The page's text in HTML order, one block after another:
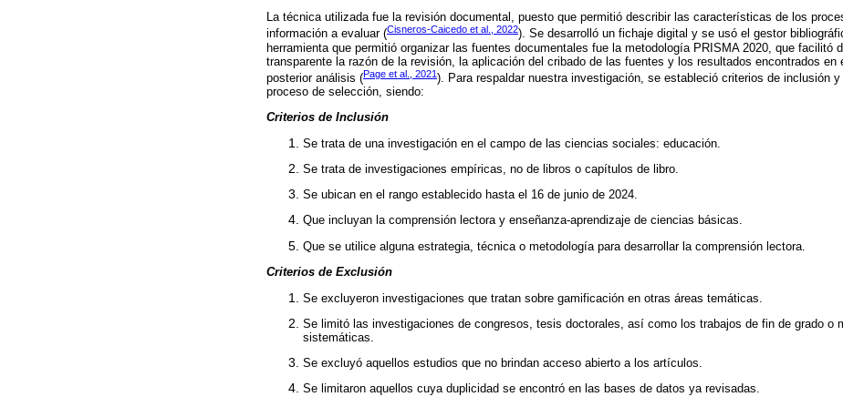
La técnica utilizada fue la revisión documental, puesto que permitió describir las características de los
información a evaluar (Cisneros-Caicedo et al., 2022). Se desarrolló un fichaje digital y se usó el gestor
herramienta que permitió organizar las fuentes documentales fue la metodología PRISMA 2020, que facilitó
transparente la razón de la revisión, la aplicación del cribado de las fuentes y los resultados encontrados en
posterior análisis (Page et al., 2021). Para respaldar nuestra investigación, se estableció criterios de inclusión y
proceso de selección, siendo:
Criterios de Inclusión
Se trata de una investigación en el campo de las ciencias sociales: educación.
Se trata de investigaciones empíricas, no de libros o capítulos de libro.
Se ubican en el rango establecido hasta el 16 de junio de 2024.
Que incluyan la comprensión lectora y enseñanza-aprendizaje de ciencias básicas.
Que se utilice alguna estrategia, técnica o metodología para desarrollar la comprensión lectora.
Criterios de Exclusión
Se excluyeron investigaciones que tratan sobre gamificación en otras áreas temáticas.
Se limitó las investigaciones de congresos, tesis doctorales, así como los trabajos de fin de grado o
sistemáticas.
Se excluyó aquellos estudios que no brindan acceso abierto a los artículos.
Se limitaron aquellos cuya duplicidad se encontró en las bases de datos ya revisadas.